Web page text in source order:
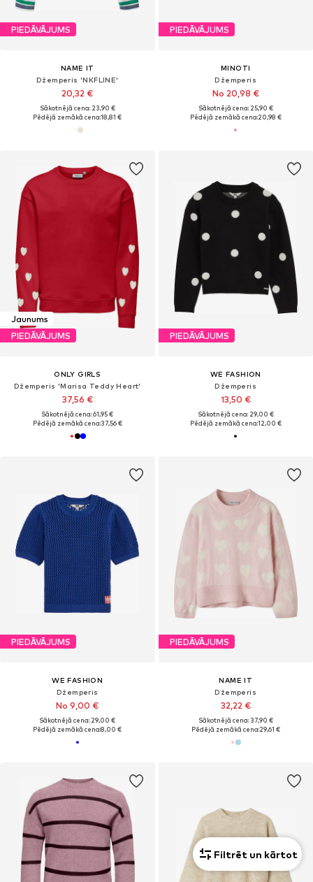
PIEDĀVĀJUMS
NAME IT
Džemperis 'NKFLINE'
20,32 €
Sākotnējā cena: 23,90 €
Pēdējā zemākā cena:18,81 €
PIEDĀVĀJUMS
MINOTI
Džemperis
No 20,98 €
Sākotnējā cena: 25,90 €
Pēdējā zemākā cena:20,98 €
Jaunums
PIEDĀVĀJUMS
ONLY GIRLS
Džemperis 'Marisa Teddy Heart'
37,56 €
Sākotnējā cena: 61,95 €
Pēdējā zemākā cena:37,56 €
PIEDĀVĀJUMS
WE FASHION
Džemperis
13,50 €
Sākotnējā cena: 29,00 €
Pēdējā zemākā cena:12,00 €
PIEDĀVĀJUMS
WE FASHION
Džemperis
No 9,00 €
Sākotnējā cena: 29,00 €
Pēdējā zemākā cena:8,00 €
PIEDĀVĀJUMS
NAME IT
Džemperis
32,22 €
Sākotnējā cena: 37,90 €
Pēdējā zemākā cena:29,61 €
Filtrēt un kārtot